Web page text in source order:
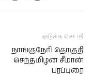
அடுத்த செய்தி
நாங்குநேரி தொகுதி
செந்தமிழன் சீமான்
பரப்புரை